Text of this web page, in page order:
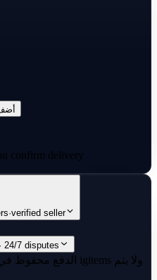
confirm delivery
·verified seller
24/7 disputes
الدفع محفوظ